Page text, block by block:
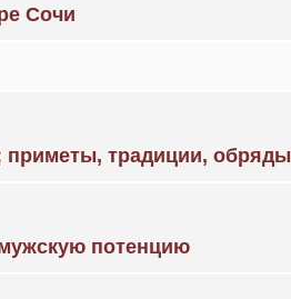
Сочи
приметы, традиции, обряды
потенцию